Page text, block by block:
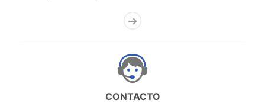
CONTACTO